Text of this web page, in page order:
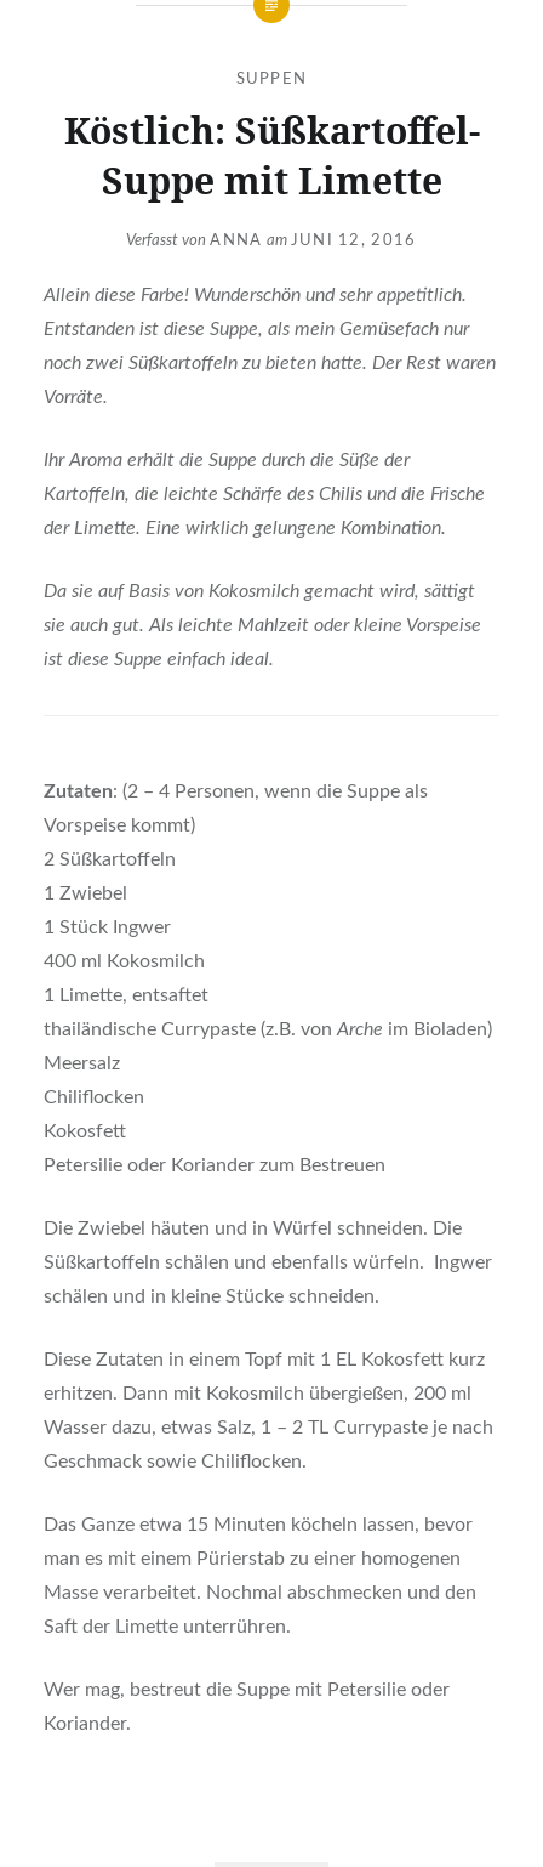
SUPPEN
Köstlich: Süßkartoffel-
Suppe mit Limette
Verfasst vonANNA am JUNI 12, 2016
Allein diese Farbe! Wunderschön und sehr appetitlich.
Entstanden ist diese Suppe, als mein Gemüsefach nur
noch zwei Süßkartoffeln zu bieten hatte. Der Rest waren
Vorräte.
Ihr Aroma erhält die Suppe durch die Süße der
Kartoffeln, die leichte Schärfe des Chilis und die Frische
der Limette. Eine wirklich gelungene Kombination.
Da sie auf Basis von Kokosmilch gemacht wird, sättigt
sie auch gut. Als leichte Mahlzeit oder kleine Vorspeise
ist diese Suppe einfach ideal.
Zutaten: (2 – 4 Personen, wenn die Suppe als
Vorspeise kommt)
2 Süßkartoffeln
1 Zwiebel
1 Stück Ingwer
400 ml Kokosmilch
1 Limette, entsaftet
thailändische Currypaste (z.B. von Arche im Bioladen)
Meersalz
Chiliflocken
Kokosfett
Petersilie oder Koriander zum Bestreuen
Die Zwiebel häuten und in Würfel schneiden. Die
Süßkartoffeln schälen und ebenfalls würfeln. Ingwer
schälen und in kleine Stücke schneiden.
Diese Zutaten in einem Topf mit 1 EL Kokosfett kurz
erhitzen. Dann mit Kokosmilch übergießen, 200 ml
Wasser dazu, etwas Salz, 1 – 2 TL Currypaste je nach
Geschmack sowie Chiliflocken.
Das Ganze etwa 15 Minuten köcheln lassen, bevor
man es mit einem Pürierstab zu einer homogenen
Masse verarbeitet. Nochmal abschmecken und den
Saft der Limette unterrühren.
Wer mag, bestreut die Suppe mit Petersilie oder
Koriander.